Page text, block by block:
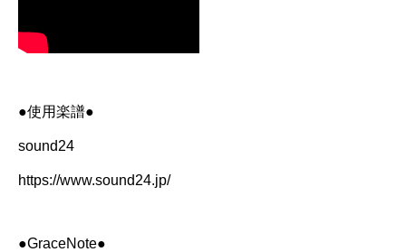
●使用楽譜●
sound24
https://www.sound24.jp/
●GraceNote●